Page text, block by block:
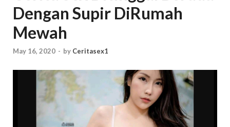
Dengan Supir DiRumah
Mewah
May 16, 2020 - by Ceritasex1